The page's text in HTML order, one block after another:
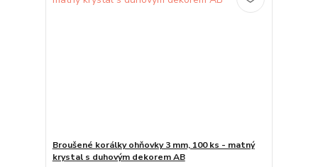
Broušené korálky ohňovky 3 mm, 100 ks - matný
krystal s duhovým dekorem AB